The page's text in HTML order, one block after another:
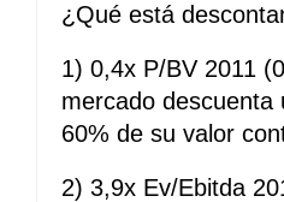
¿Qué está
1) 0,4x P/BV 2011
mercado descuenta
60% de su valor
2) 3,9x Ev/Ebitda